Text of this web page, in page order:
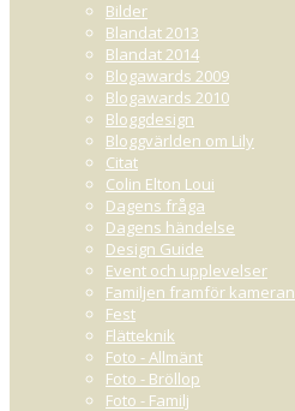
Bilder
Blandat 2013
Blandat 2014
Blogawards 2009
Blogawards 2010
Bloggdesign
Bloggvärlden om Lily
Citat
Colin Elton Loui
Dagens fråga
Dagens händelse
Design Guide
Event och upplevelser
Familjen framför kameran
Fest
Flätteknik
Foto - Allmänt
Foto - Bröllop
Foto - Familj